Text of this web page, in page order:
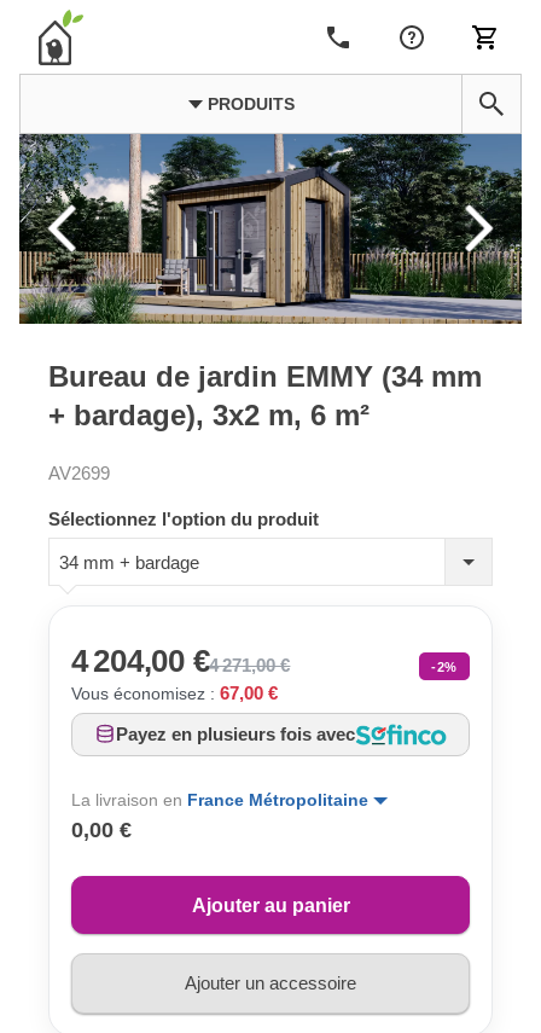
PRODUITS
Bureau de jardin EMMY (34 mm
+ bardage), 3x2 m, 6 m²
AV2699
Sélectionnez l'option du produit
34 mm + bardage
4 204,00 €4 271,00 € -2%
Vous économisez : 67,00 €
Payez en plusieurs fois avec
La livraison en France Métropolitaine
0,00 €
Ajouter au panier
Ajouter un accessoire